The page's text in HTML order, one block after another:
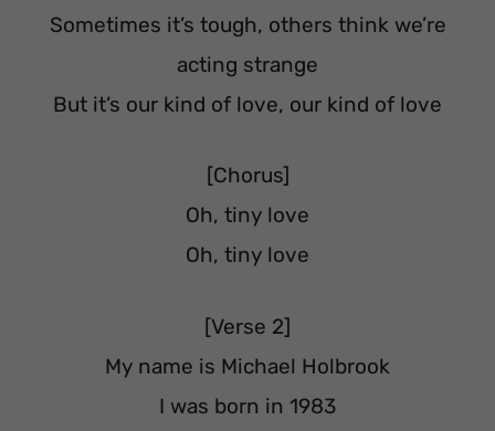
Sometimes it’s tough, others think we’re
acting strange
But it’s our kind of love, our kind of love
[Chorus]
Oh, tiny love
Oh, tiny love
[Verse 2]
My name is Michael Holbrook
I was born in 1983